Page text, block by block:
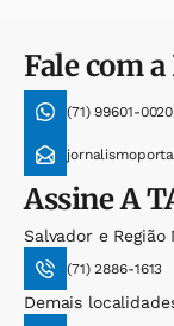
Fale com a
(71) 99601-0020
AssineA
Salvador e
(71) 2886-1613
Demais